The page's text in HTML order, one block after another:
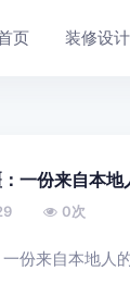
页 装修设计
一份来自本地
0次
份来自本地人